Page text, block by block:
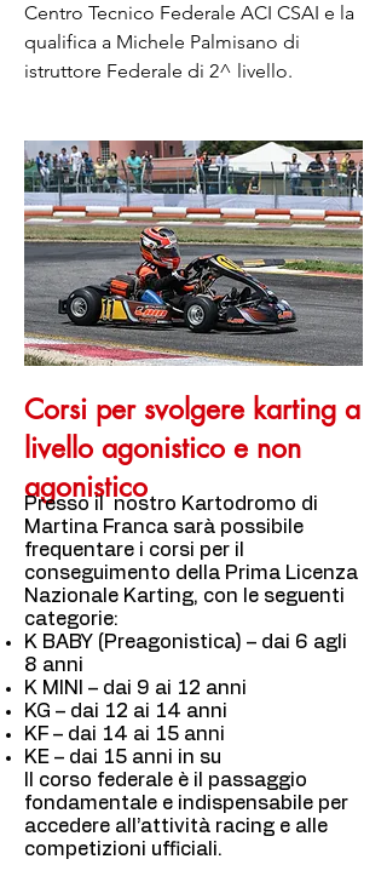
Centro Tecnico Federale ACI CSAI e la
qualifica a Michele Palmisano di
istruttore Federale di 2^ livello.
Corsi per svolgere karting a
livello agonistico e non
agonistico
Presso il nostro Kartodromo di
Martina Franca sarà possibile
frequentare i corsi per il
conseguimento della Prima Licenza
Nazionale Karting, con le seguenti
categorie:
K BABY (Preagonistica) – dai 6 agli
8 anni
K MINI – dai 9 ai 12 anni
KG – dai 12 ai 14 anni
KF – dai 14 ai 15 anni
KE – dai 15 anni in su
Il corso federale è il passaggio
fondamentale e indispensabile per
accedere all’attività racing e alle
competizioni ufficiali.